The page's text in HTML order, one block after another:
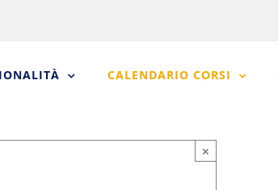
CALENDARIO CORSI
×